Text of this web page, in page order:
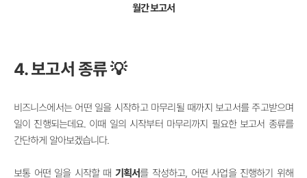
월간 보고서
4. 보고서 종류 💡
비즈니스에서는 어떤 일을 시작하고 마무리될 때까지 보고서를 주고받으며
일이 진행되는데요. 이때 일의 시작부터 마무리까지 필요한 보고서 종류를
간단하게 알아보겠습니다.
보통 어떤 일을 시작할 때 기획서를 작성하고, 어떤 사업을 진행하기 위해